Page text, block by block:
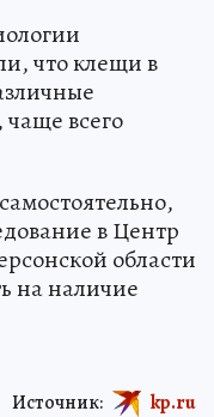
что клещи в
всего
в Центр
области
на наличие
Источник: kp.ru